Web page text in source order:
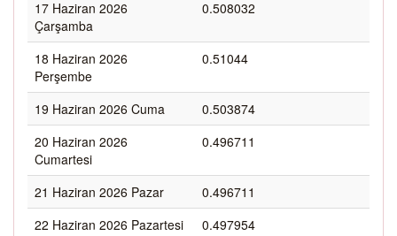
17 Haziran 2026
Çarşamba
0.508032
18 Haziran 2026
Perşembe
0.51044
19 Haziran 2026 Cuma
0.503874
20 Haziran 2026
Cumartesi
0.496711
21 Haziran 2026 Pazar
0.496711
22 Haziran 2026 Pazartesi
0.497954